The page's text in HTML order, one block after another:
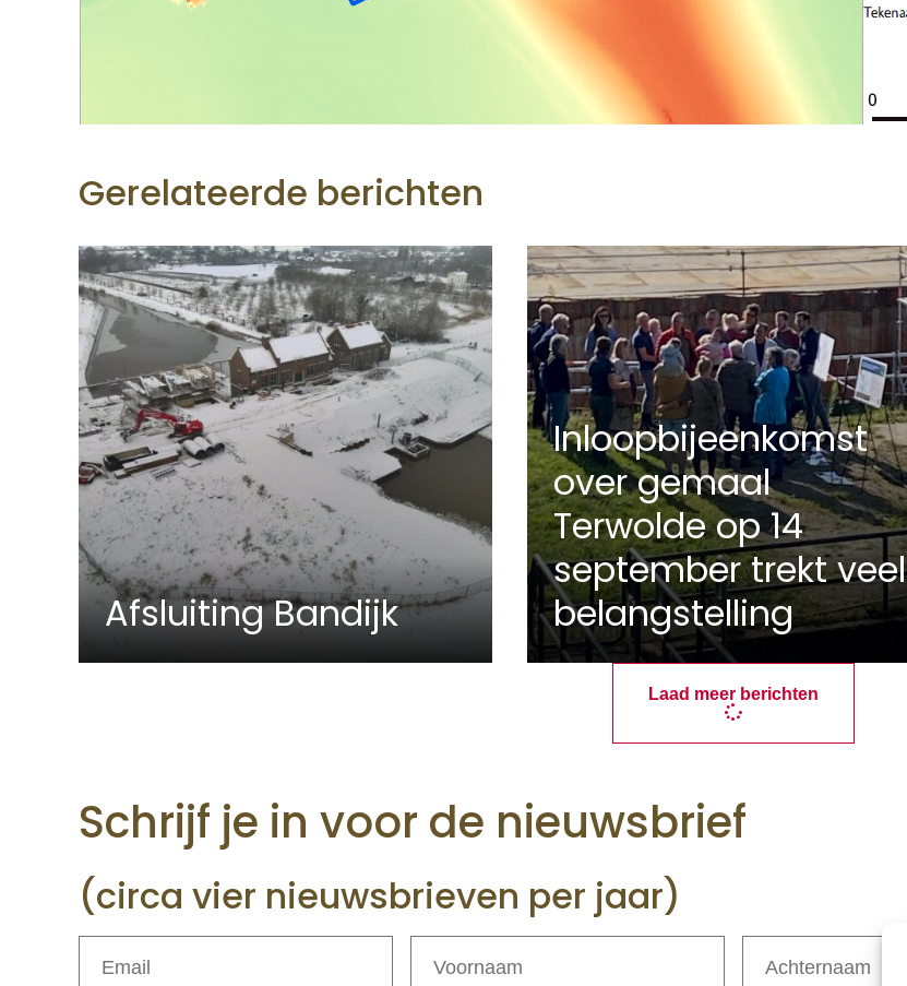
Gerelateerde berichten
Afsluiting Bandijk
Inloopbijeenkomst
over gemaal
Terwolde op 14
september trekt veel
belangstelling
Laad meer berichten
Schrijf je in voor de nieuwsbrief
(circa vier nieuwsbrieven per jaar)